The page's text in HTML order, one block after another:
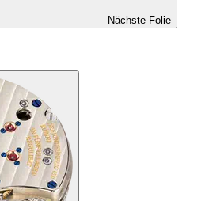
Nächste Folie